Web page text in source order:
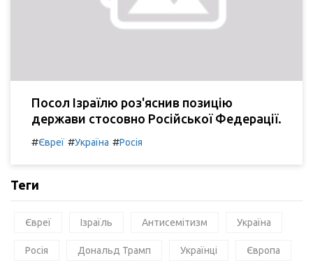
Посол Ізраїлю роз'яснив позицію
держави стосовно Російської Федерації.
#Євреї #Україна #Росія
Теги
Євреї Ізраїль Антисемітизм Україна
Росія Дональд Трамп Українці Європа